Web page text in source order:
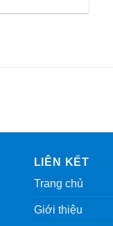
LIÊN KẾT
Trang chủ
Giới thiệu